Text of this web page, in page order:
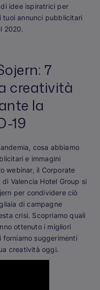
idee ispiratrici per
tuoi annunci pubblicitari
2020.
7
creatività
la
19
cosa abbiamo
e immagini
webinar, il Corporate
Valencia Hotel Group si
per condividere ciò
di campagne
crisi. Scopriamo quali
ottenuto i migliori
suggerimenti
creatività oggi.